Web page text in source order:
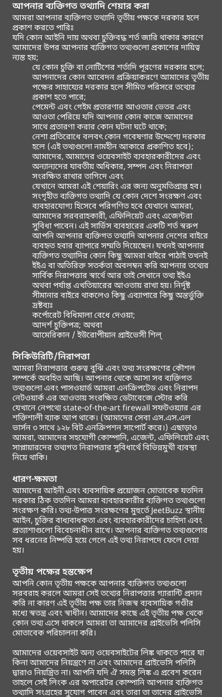
আপনার ব্যক্তিগত তথ্যাদি শেয়ার করা
আমরা আপনার ব্যক্তিগত তথ্যাদি তৃতীয় পক্ষকে দরকার হলে
প্রকাশ করতে পারিঃ
যদি কোন আইনি দায় অথবা চুক্তিবদ্ধ শর্ত জারি থাকার কারণে
আমাদের উপর আপনার ব্যক্তিগত তথ্যগুলো প্রকাশের দায়িত্ব
ন্যস্ত হয়;
যে কোন চুক্তি বা নোটিশের শর্তাদি পূরণের দরকার হলে;
আপনাদের কোন আবেদন প্রক্রিয়াকরণে আমাদের তৃতীয়
পক্ষের সাহায্যের দরকার হলে সীমিত পরিসরে তথ্যের
প্রকাশ হতে পারে;
পেমেন্ট এবং গেইম প্রতারণার আওতার ভেতর এবং
আওতা পেরিয়ে যদি আপনার কোন কাজে আমাদের
সাথে প্রতারণা করার কোন ঘটনা ঘটে থাকে;
নেশা প্রতিরোধে বলবৎ কোন গবেষণার উদ্দেশ্যে দরকার
হলে (এই তথ্যগুলো নামহীন আকারে প্রকাশিত হবে);
আমাদের, আমাদের ওয়েবসাইট ব্যবহারকারীদের এবং
অন্যান্যদের যাবতীয় অধিকার, সম্পদ এবং নিরাপত্তা
সংরক্ষিত রাখার তাগিদে এবং
যেখানে আমরা এই শেয়ারিং এর জন্য অনুমতিপ্রাপ্ত হব।
সংগৃহীত ব্যক্তিগত তথ্যাদি যে কোন দেশে সংরক্ষণ এবং
ব্যবহারযোগ্য হিসেবে পরিগণিত হবে যেখানে আমরা,
আমাদের সরবরাহকারী, এফিলিয়েট এবং এজেন্টরা
সুবিধা পাবেন। এই সার্ভিস ব্যবহারের একটি শর্ত স্বরুপ
আপনি আপনার ব্যক্তিগত তথ্যাদি আপনার দেশের বাইরে
ব্যবহৃত হবার ব্যাপারে সম্মতি দিয়েছেন। যখনই আপনার
ব্যক্তিগত তথ্যাদির কোন কিছু আমরা বাইরে পাঠাই তখনই
ইইএ বা অতিরিক্ত সতর্কতা অবলম্বন করি আপনার তথ্যের
সার্বিক নিরাপত্তার স্বার্থে আর তাই সেখানে তথ্য ইইএ
অথবা পর্যাপ্ত এখতিয়ারের আওতায় রাখা হয়। নির্দৃষ্ট
সীমানার বাইরে থাকলেও কিছু এব্যাপারে কিছু অন্তর্ভুক্তি
দ্রষ্টব্যঃ
কর্পোরেট বিধিমালা বেধে দেওয়া;
আদর্শ চুক্তিপত্র; অথবা
আমেরিকান / ইউরোপীয়ান প্রাইভেসী শিল্
সিকিউরিটি/নিরাপত্তা
আমরা নিরাপত্তার গুরুত্ব বুঝি এবং তথ্য সংরক্ষণের কৌশল
সম্পর্কে অবহিত আছি। আপনার থেকে আসা সব ব্যক্তিগত
তথ্যগুলো এবং পাসওয়ার্ড আমরা এনক্রিপটেড এবং নিরাপদ
নেটওয়ার্ক এর আওতায় সংরক্ষিত ডেটাবেজে স্টোর করি
যেখানে নেপথ্যে state-of-the-art firewall সফটওয়্যার এর
শক্তিশালী ব্যাক আপ থাকে। (আমাদের সেবা এস.এস.এল
ভার্সন ৩ সাথে ১২৮ বিট এনক্রিপশন সাপোর্ট করে।) এছাড়াও
আমরা, আমাদের সহযোগী কোম্পানি, এজেন্ট, এফিলিয়েট এবং
সাপ্লায়ারদের তথ্যগত নিরাপত্তার সুবিধার্থে বিভিন্নমুখী ব্যবস্থা
নিয়ে থাকি।
ধারণ-ক্ষমতা
আমাদের আইনী এবং ব্যবসায়িক প্রয়োজন মোতাবেক যতদিন
দরকার ঠিক ততদিন আমরা ব্যবহারকারীর ব্যক্তিগত তথ্যগুলো
সংরক্ষণ করি। তথ্য-উপাত্ত সংরক্ষণের মুহুর্তে JeetBuzz স্থানীয়
আইন, চুক্তির বাধ্যবাধকতা এবং ব্যবহারকারীদের চাহিদা এবং
প্রত্যাশাগুলো বিবেচনাধীন রাখে। আপনার ব্যক্তিগত তথ্যগুলোর
সব ধরনের নিষ্পত্তি হয়ে গেলে এই তথ্য নিরাপদে ফেলে দেয়া
হয়।
তৃতীয় পক্ষের হস্তক্ষেপ
আপনি কোন তৃতীয় পক্ষকে আপনার ব্যক্তিগত তথ্যগুলো
সরবরাহ করলে আমরা সেই তথ্যের নিরাপত্তার গ্যারান্টি প্রদান
করি না কারণ এই তৃতীয় পক্ষ তার নিজস্ব ব্যবসায়িক গণ্ডীর
মধ্যে স্বতন্ত্র এবং স্বাধীন। আমাদের কাছে এই তৃতীয় পক্ষ থেকে
কোন তথ্য এসে থাকলে আমরা তা আমাদের প্রাইভেসি পলিসি
মোতাবেক পরিচালনা করি।
আমাদের ওয়েবসাইট অন্য ওয়েবসাইটের লিঙ্ক থাকতে পারে যা
কিনা আমাদের নিয়ন্ত্রণে না এবং আমাদের প্রাইভেসি পলিসি
দ্বারাও নিয়ন্ত্রিত না। আপনি যদি ঐ সমস্ত লিঙ্ক এ প্রবেশ করেন
তাহলে সেই লিংক এর অপারেটর কোম্পানি আপনার ব্যক্তিগত
তথ্যাদি সংগ্রহের সুযোগ পাবেন এবং তারা তা তাদের প্রাইভেসি